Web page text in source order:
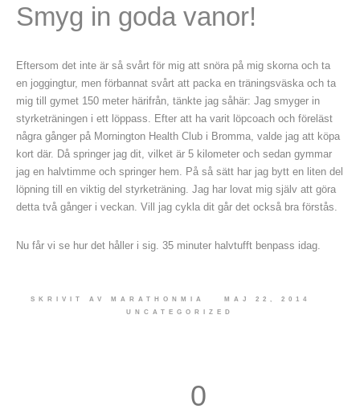
Smyg in goda vanor!
Eftersom det inte är så svårt för mig att snöra på mig skorna och ta
en joggingtur, men förbannat svårt att packa en träningsväska och ta
mig till gymet 150 meter härifrån, tänkte jag såhär: Jag smyger in
styrketräningen i ett löppass. Efter att ha varit löpcoach och föreläst
några gånger på Mornington Health Club i Bromma, valde jag att köpa
kort där. Då springer jag dit, vilket är 5 kilometer och sedan gymmar
jag en halvtimme och springer hem. På så sätt har jag bytt en liten del
löpning till en viktig del styrketräning. Jag har lovat mig själv att göra
detta två gånger i veckan. Vill jag cykla dit går det också bra förstås.
Nu får vi se hur det håller i sig. 35 minuter halvtufft benpass idag.
SKRIVIT AV MARATHONMIA
MAJ 22, 2014
UNCATEGORIZED
0